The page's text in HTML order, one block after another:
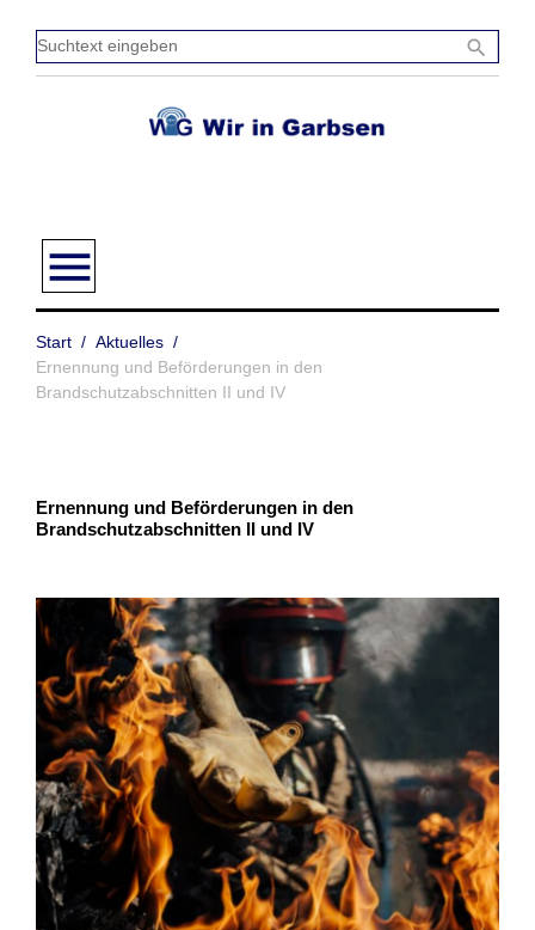
Inhalt
springen
search
menu
Start / Aktuelles /
Ernennung und Beförderungen in den
Brandschutzabschnitten II und IV
Ernennung und Beförderungen in den
Brandschutzabschnitten II und IV